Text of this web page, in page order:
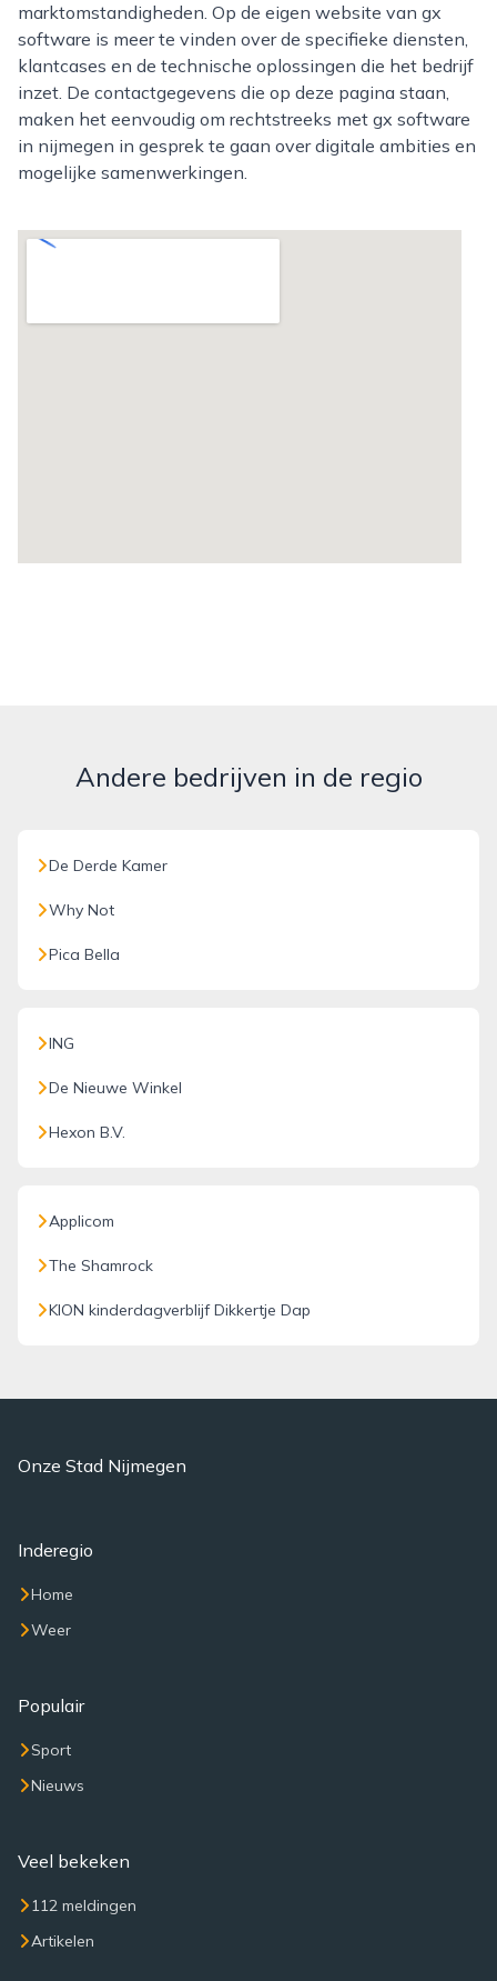
marktomstandigheden. Op de eigen website van gx
software is meer te vinden over de specifieke diensten,
klantcases en de technische oplossingen die het bedrijf
inzet. De contactgegevens die op deze pagina staan,
maken het eenvoudig om rechtstreeks met gx software
in nijmegen in gesprek te gaan over digitale ambities en
mogelijke samenwerkingen.
Andere bedrijven in de regio
De Derde Kamer
Why Not
Pica Bella
ING
De Nieuwe Winkel
Hexon B.V.
Applicom
The Shamrock
KION kinderdagverblijf Dikkertje Dap
Onze Stad Nijmegen
Inderegio
Home
Weer
Populair
Sport
Nieuws
Veel bekeken
112 meldingen
Artikelen